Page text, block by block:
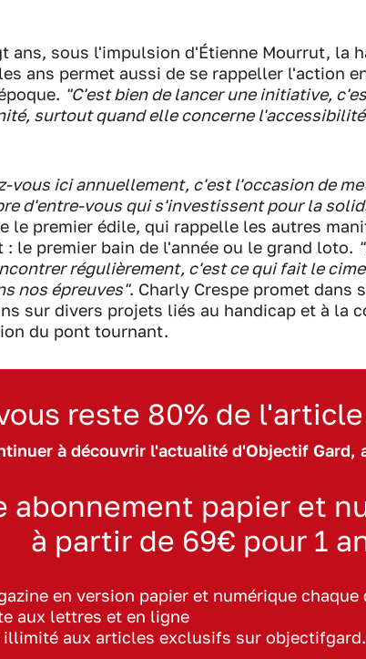
ans, sous l'impulsion d'Étienne Mourrut, la
ans permet aussi de se rappeller l'action
"C'est bien de lancer une initiative,
surtout quand elle concerne
vous ici annuellement, c'est l'occasion de
d'entre-vous qui s'investissent pour la
le premier édile, qui rappelle les autres
le premier bain de l'année ou le grand loto.
régulièrement, c'est ce qui fait le
nos épreuves". Charly Crespe promet dans
sur divers projets liés au handicap et à la
du pont tournant.
reste 80% de
à découvrir l'actualité d'Objectif Gard,
abonnement papier et
à partir de 69€ pour 1
en version papier et numérique chaque
aux lettres et en ligne
illimité aux articles exclusifs sur